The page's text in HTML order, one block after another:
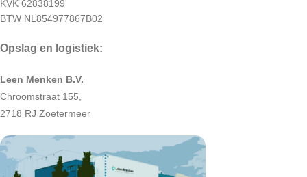
KVK 62838199
BTW NL854977867B02
Opslag en logistiek:
Leen Menken B.V.
Chroomstraat 155,
2718 RJ Zoetermeer